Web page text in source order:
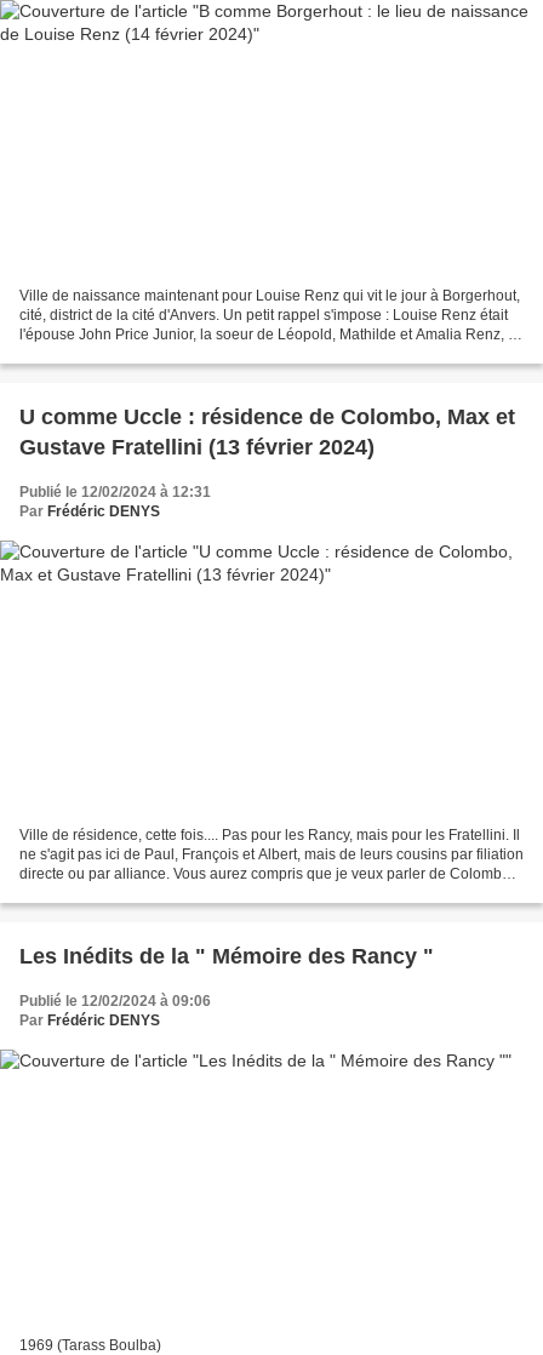
Ville de naissance maintenant pour Louise Renz qui vit le jour à Borgerhout,
cité, district de la cité d'Anvers. Un petit rappel s'impose : Louise Renz était
l'épouse John Price Junior, la soeur de Léopold, Mathilde et Amalia Renz, et
U comme Uccle : résidence de Colombo, Max et
Gustave Fratellini (13 février 2024)
Publié le 12/02/2024 à 12:31
Par Frédéric DENYS
Ville de résidence, cette fois.... Pas pour les Rancy, mais pour les Fratellini. Il
ne s'agit pas ici de Paul, François et Albert, mais de leurs cousins par filiation
directe ou par alliance. Vous aurez compris que je veux parler de Colombo,
Les Inédits de la " Mémoire des Rancy "
Publié le 12/02/2024 à 09:06
Par Frédéric DENYS
1969 (Tarass Boulba)